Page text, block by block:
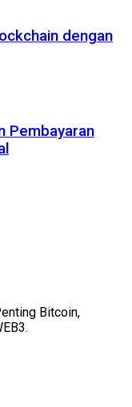
dengan
Pembayaran
Bitcoin,